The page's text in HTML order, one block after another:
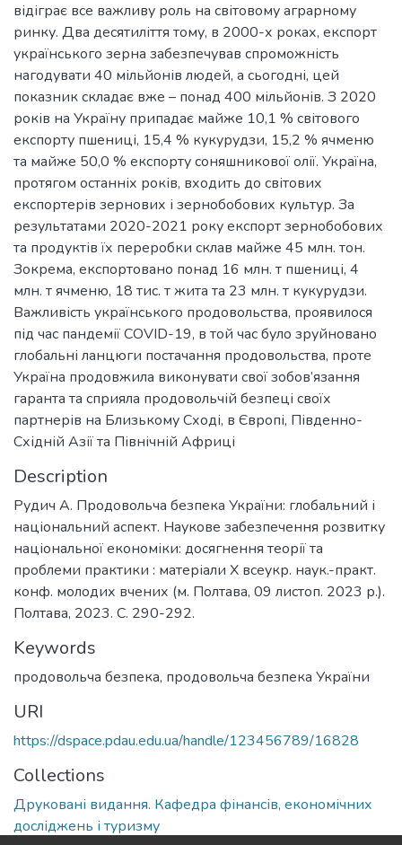
відіграє все важливу роль на світовому аграрному
ринку. Два десятиліття тому, в 2000-х роках, експорт
українського зерна забезпечував спроможність
нагодувати 40 мільйонів людей, а сьогодні, цей
показник складає вже – понад 400 мільйонів. З 2020
років на Україну припадає майже 10,1 % світового
експорту пшениці, 15,4 % кукурудзи, 15,2 % ячменю
та майже 50,0 % експорту соняшникової олії. Україна,
протягом останніх років, входить до світових
експортерів зернових і зернобобових культур. За
результатами 2020-2021 року експорт зернобобових
та продуктів їх переробки склав майже 45 млн. тон.
Зокрема, експортовано понад 16 млн. т пшениці, 4
млн. т ячменю, 18 тис. т жита та 23 млн. т кукурудзи.
Важливість українського продовольства, проявилося
під час пандемії COVID-19, в той час було зруйновано
глобальні ланцюги постачання продовольства, проте
Україна продовжила виконувати свої зобов’язання
гаранта та сприяла продовольчій безпеці своїх
партнерів на Близькому Сході, в Європі, Південно-
Східній Азії та Північній Африці
Description
Рудич А. Продовольча безпека України: глобальний і
національний аспект. Наукове забезпечення розвитку
національної економіки: досягнення теорії та
проблеми практики : матеріали Х всеукр. наук.-практ.
конф. молодих вчених (м. Полтава, 09 листоп. 2023 р.).
Полтава, 2023. С. 290-292.
Keywords
продовольча безпека, продовольча безпека України
URI
https://dspace.pdau.edu.ua/handle/123456789/16828
Collections
Друковані видання. Кафедра фінансів, економічних
досліджень і туризму